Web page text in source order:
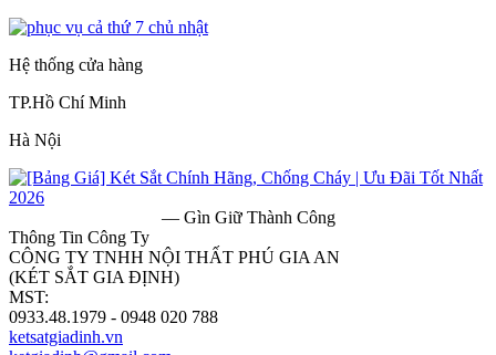
Hệ thống cửa hàng
TP.Hồ Chí Minh
Hà Nội
— Gìn Giữ Thành Công
Thông Tin Công Ty
CÔNG TY TNHH NỘI THẤT PHÚ GIA AN
(KÉT SẮT GIA ĐỊNH)
MST:
0933.48.1979 - 0948 020 788
ketsatgiadinh.vn